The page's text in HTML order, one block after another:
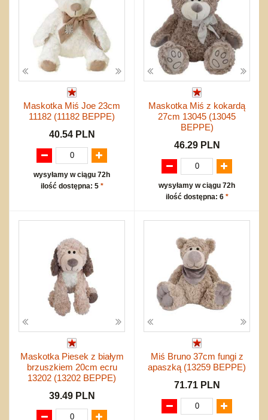
Maskotka Miś Joe 23cm
11182 (11182 BEPPE)
40.54 PLN
wysyłamy w ciągu 72h
ilość dostępna: 5 *
Maskotka Miś z kokardą
27cm 13045 (13045
BEPPE)
46.29 PLN
wysyłamy w ciągu 72h
ilość dostępna: 6 *
Maskotka Piesek z białym
brzuszkiem 20cm ecru
13202 (13202 BEPPE)
39.49 PLN
Miś Bruno 37cm fungi z
apaszką (13259 BEPPE)
71.71 PLN